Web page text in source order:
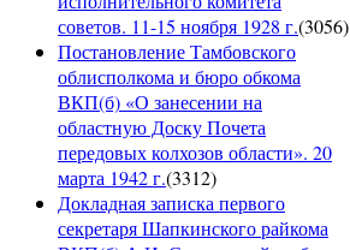
советов. 11-15 ноября 1928 г.(3056)
Постановление Тамбовского
облисполкома и бюро обкома
ВКП(б) «О занесении на
областную Доску Почета
передовых колхозов области». 20
марта 1942 г.(3312)
Докладная записка первого
секретаря Шапкинского райкома